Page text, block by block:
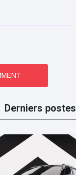
Derniers postes